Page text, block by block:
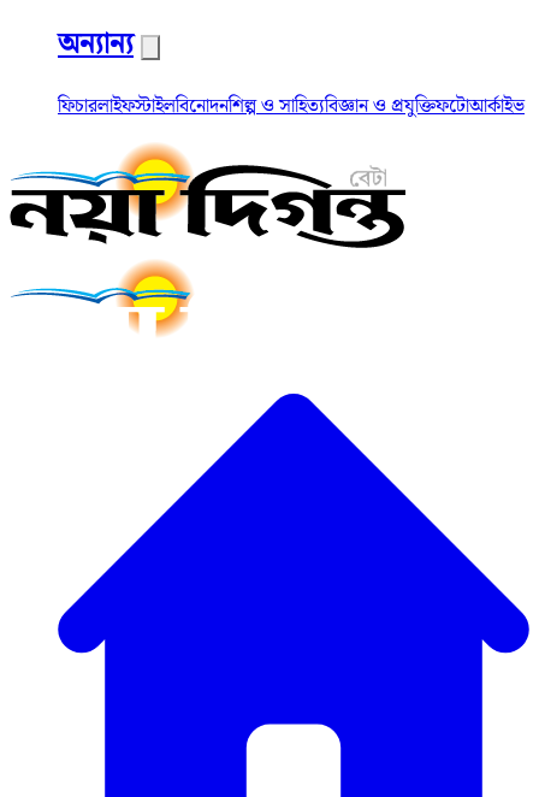
অন্যান্য
ফিচারলাইফস্টাইলবিনোদনশিল্প ও সাহিত্যবিজ্ঞান ও প্রযুক্তিফটোআর্কাইভ